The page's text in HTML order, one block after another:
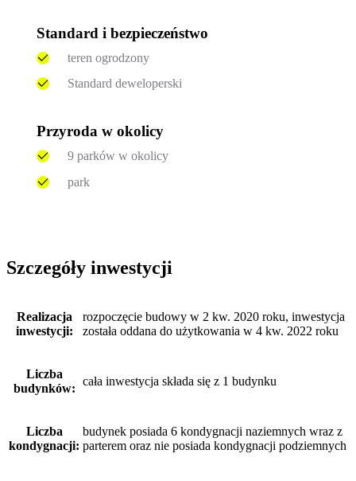
Standard i bezpieczeństwo
teren ogrodzony
Standard deweloperski
Przyroda w okolicy
9 parków w okolicy
park
Szczegóły inwestycji
Realizacja
inwestycji:
rozpoczęcie budowy w 2 kw. 2020 roku, inwestycja
została oddana do użytkowania w 4 kw. 2022 roku
Liczba
budynków:
cała inwestycja składa się z 1 budynku
Liczba
kondygnacji:
budynek posiada 6 kondygnacji naziemnych wraz z
parterem oraz nie posiada kondygnacji podziemnych